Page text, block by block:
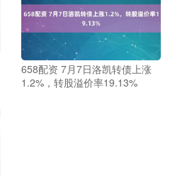
658配资 7月7日洛凯转债上涨
1.2%，转股溢价率19.13%